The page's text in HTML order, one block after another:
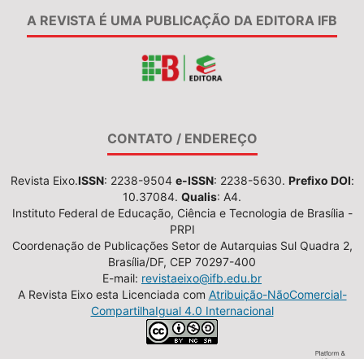
A REVISTA É UMA PUBLICAÇÃO DA EDITORA IFB
CONTATO / ENDEREÇO
Revista Eixo.ISSN: 2238-9504 e-ISSN: 2238-5630. Prefixo DOI:
10.37084. Qualis: A4.
Instituto Federal de Educação, Ciência e Tecnologia de Brasília -
PRPI
Coordenação de Publicações Setor de Autarquias Sul Quadra 2,
Brasília/DF, CEP 70297-400
E-mail: revistaeixo@ifb.edu.br
A Revista Eixo esta Licenciada com Atribuição-NãoComercial-
CompartilhaIgual 4.0 Internacional